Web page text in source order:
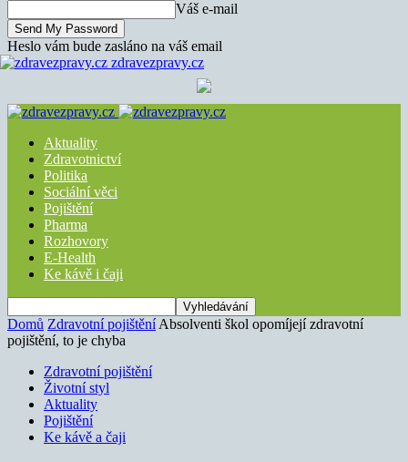
Váš e-mail
Heslo vám bude zasláno na váš email
zdravezpravy.cz
Aktuality
Zdravotnictví
Politika
Sociální věci
Pojištění
Pharma
Rozhovory
E-Health
Ke kávě i čaji
Domů Zdravotní pojištění Absolventi škol opomíjejí zdravotní
pojištění, to je chyba
Zdravotní pojištění
Životní styl
Aktuality
Pojištění
Ke kávě a čaji